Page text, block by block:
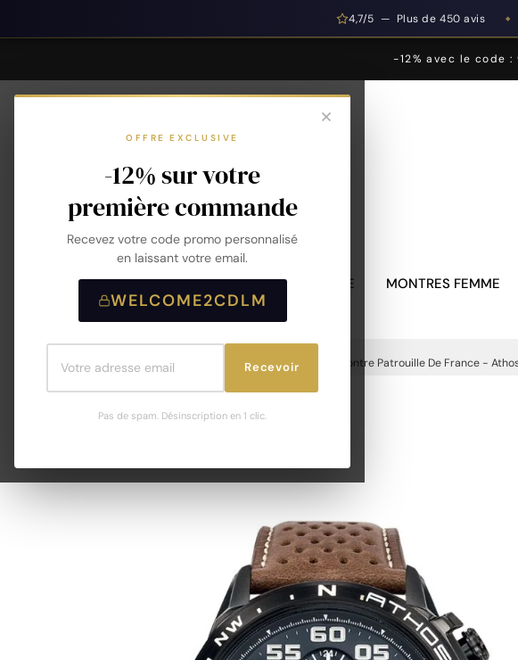
4,7/5 — Plus de 450 avis ◆
-12% avec le code :
OFFRE EXCLUSIVE
-12% sur votre
première commande
Recevez votre code promo personnalisé
en laissant votre email.
WELCOME2CDLM
Recevoir
Pas de spam. Désinscription en 1 clic.
MONTRES HOMME MONTRES FEMME
Accueil Montres Montres Homme Montre Patrouille De France -